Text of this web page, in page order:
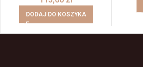
DODAJ DO KOSZYKA